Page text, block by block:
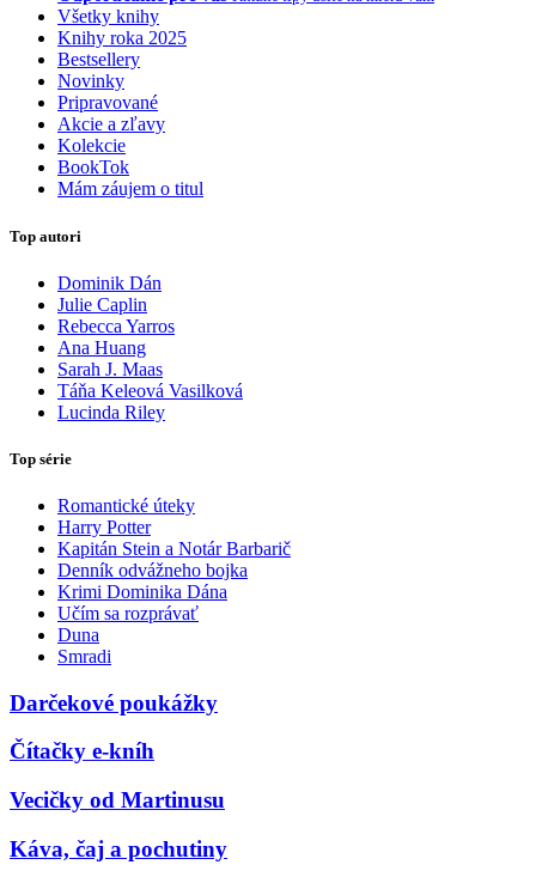
Všetky knihy
Knihy roka 2025
Bestsellery
Novinky
Pripravované
Akcie a zľavy
Kolekcie
BookTok
Mám záujem o titul
Top autori
Dominik Dán
Julie Caplin
Rebecca Yarros
Ana Huang
Sarah J. Maas
Táňa Keleová Vasilková
Lucinda Riley
Top série
Romantické úteky
Harry Potter
Kapitán Stein a Notár Barbarič
Denník odvážneho bojka
Krimi Dominika Dána
Učím sa rozprávať
Duna
Smradi
Darčekové poukážky
Čítačky e-kníh
Vecičky od Martinusu
Káva, čaj a pochutiny